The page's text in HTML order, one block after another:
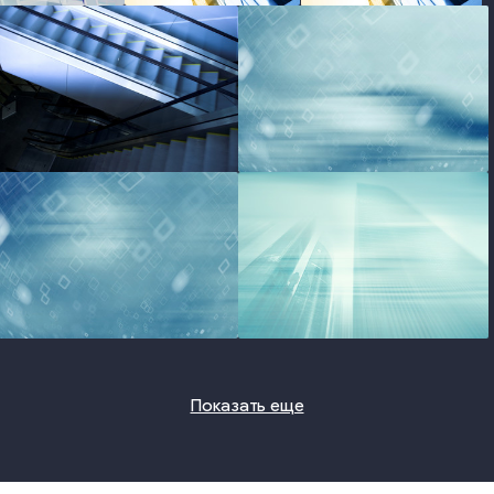
photo photo
photo photo
Показать еще